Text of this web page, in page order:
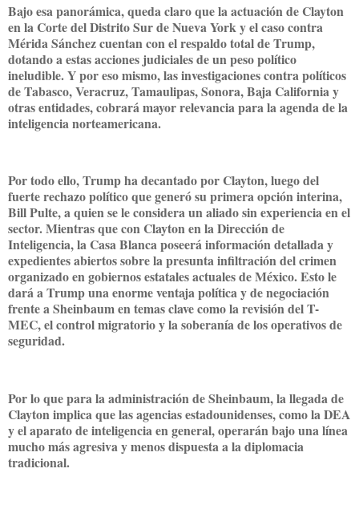
Bajo esa panorámica, queda claro que la actuación de Clayton
en la Corte del Distrito Sur de Nueva York y el caso contra
Mérida Sánchez cuentan con el respaldo total de Trump,
dotando a estas acciones judiciales de un peso político
ineludible. Y por eso mismo, las investigaciones contra políticos
de Tabasco, Veracruz, Tamaulipas, Sonora, Baja California y
otras entidades, cobrará mayor relevancia para la agenda de la
inteligencia norteamericana.
Por todo ello, Trump ha decantado por Clayton, luego del
fuerte rechazo político que generó su primera opción interina,
Bill Pulte, a quien se le considera un aliado sin experiencia en el
sector. Mientras que con Clayton en la Dirección de
Inteligencia, la Casa Blanca poseerá información detallada y
expedientes abiertos sobre la presunta infiltración del crimen
organizado en gobiernos estatales actuales de México. Esto le
dará a Trump una enorme ventaja política y de negociación
frente a Sheinbaum en temas clave como la revisión del T-
MEC, el control migratorio y la soberanía de los operativos de
seguridad.
Por lo que para la administración de Sheinbaum, la llegada de
Clayton implica que las agencias estadounidenses, como la DEA
y el aparato de inteligencia en general, operarán bajo una línea
mucho más agresiva y menos dispuesta a la diplomacia
tradicional.